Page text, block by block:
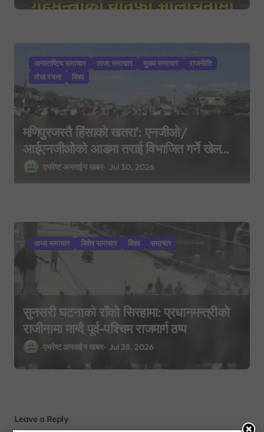
अन्तराष्टिय समाचार ताजा समाचार मुख्य समाचार
राजनीति
लेख रचना
विश्व
मणिपुरजस्तै हिंसाको खतरा’: एनजीओ/
आईएनजीओको आडमा तराई विभाजित गर्ने खेल
भइरहेको सशस्त्रको निष्कर्ष
एभरेष्ट अन्लाईन खबर Jul 30, 2026
ताजा समाचार बिशेष समाचार विश्व समाचार
सुनसरी घटनाको राँको सिरहामा: प्रधानमन्त्रीको
राजीनामा माग्दै पूर्व-पश्चिम राजमार्ग ठप्प
एभरेष्ट अन्लाईन खबर Jul 28, 2026
Leave a Reply